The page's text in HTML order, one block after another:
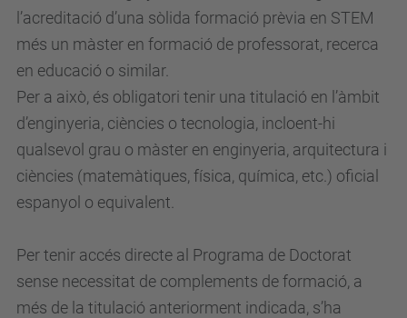
l’acreditació d’una sòlida formació prèvia en STEM
més un màster en formació de professorat, recerca
en educació o similar.
Per a això, és obligatori tenir una titulació en l’àmbit
d’enginyeria, ciències o tecnologia, incloent-hi
qualsevol grau o màster en enginyeria, arquitectura i
ciències (matemàtiques, física, química, etc.) oficial
espanyol o equivalent.
Per tenir accés directe al Programa de Doctorat
sense necessitat de complements de formació, a
més de la titulació anteriorment indicada, s’ha